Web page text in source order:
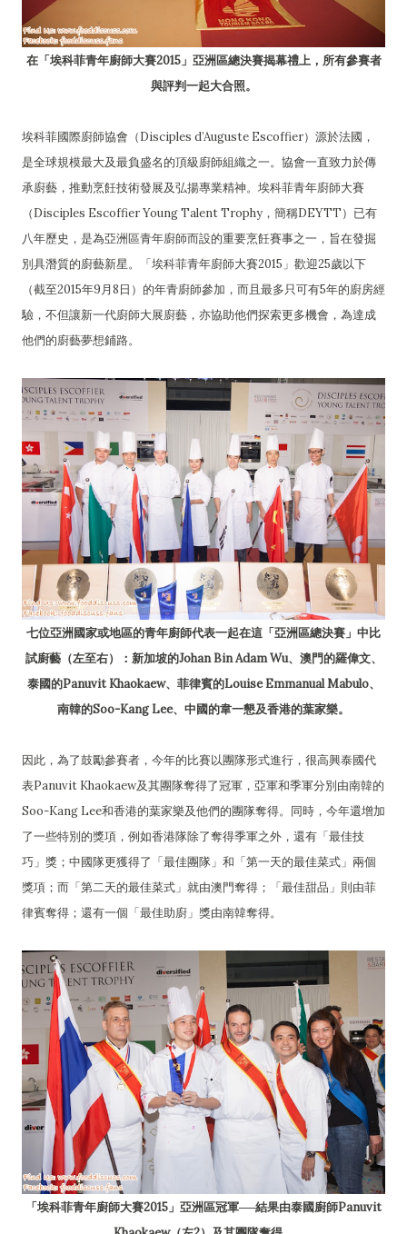
在「埃科菲青年廚師大賽2015」亞洲區總決賽揭幕禮上，所有參賽者
與評判一起大合照。
埃科菲國際廚師協會（Disciples d’Auguste Escoffier）源於法國，
是全球規模最大及最負盛名的頂級廚師組織之一。協會一直致力於傳
承廚藝，推動烹飪技術發展及弘揚專業精神。埃科菲青年廚師大賽
（Disciples Escoffier Young Talent Trophy，簡稱DEYTT）已有
八年歷史，是為亞洲區青年廚師而設的重要烹飪賽事之一，旨在發掘
別具潛質的廚藝新星。「埃科菲青年廚師大賽2015」歡迎25歲以下
（截至2015年9月8日）的年青廚師參加，而且最多只可有5年的廚房經
驗，不但讓新一代廚師大展廚藝，亦協助他們探索更多機會，為達成
他們的廚藝夢想鋪路。
七位亞洲國家或地區的青年廚師代表一起在這「亞洲區總決賽」中比
試廚藝（左至右）：新加坡的Johan Bin Adam Wu、澳門的羅偉文、
泰國的Panuvit Khaokaew、菲律賓的Louise Emmanual Mabulo、
南韓的Soo-Kang Lee、中國的韋一懇及香港的葉家樂。
因此，為了鼓勵參賽者，今年的比賽以團隊形式進行，很高興泰國代
表Panuvit Khaokaew及其團隊奪得了冠軍，亞軍和季軍分別由南韓的
Soo-Kang Lee和香港的葉家樂及他們的團隊奪得。同時，今年還增加
了一些特別的獎項，例如香港隊除了奪得季軍之外，還有「最佳技
巧」獎；中國隊更獲得了「最佳團隊」和「第一天的最佳菜式」兩個
獎項；而「第二天的最佳菜式」就由澳門奪得；「最佳甜品」則由菲
律賓奪得；還有一個「最佳助廚」獎由南韓奪得。
「埃科菲青年廚師大賽2015」亞洲區冠軍──結果由泰國廚師Panuvit